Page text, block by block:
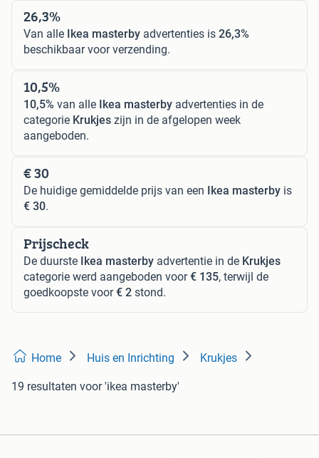
26,3%
Van alle Ikea masterby advertenties is 26,3%
beschikbaar voor verzending.
10,5%
10,5% van alle Ikea masterby advertenties in de
categorie Krukjes zijn in de afgelopen week
aangeboden.
€ 30
De huidige gemiddelde prijs van een Ikea masterby is
€ 30.
Prijscheck
De duurste Ikea masterby advertentie in de Krukjes
categorie werd aangeboden voor€ 135, terwijl de
goedkoopste voor€ 2 stond.
Home Huis en Inrichting Krukjes
19 resultaten voor 'ikea masterby'